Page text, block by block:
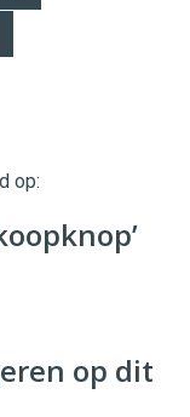
op:
op dit